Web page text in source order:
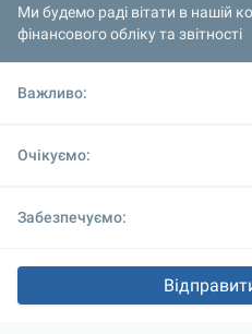
Ми будемо раді вітати в нашій
фінансового обліку та звітності
Важливо:
Очікуємо:
Забезпечуємо: